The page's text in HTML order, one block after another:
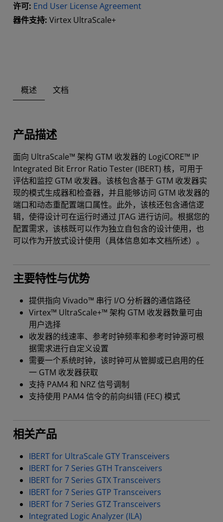
许可: End User License Agreement
器件支持: Virtex UltraScale+
概述 文档
产品描述
面向 UltraScale™ 架构 GTM 收发器的 LogiCORE™ IP
Integrated Bit Error Ratio Tester (IBERT) 核，可用于
评估和监控 GTM 收发器。该核包含基于 GTM 收发器实
现的模式生成器和检查器，并且能够访问 GTM 收发器的
端口和动态重配置端口属性。此外，该核还包含通信逻
辑，使得设计可在运行时通过 JTAG 进行访问。根据您的
配置需求，该核既可以作为独立自包含的设计使用，也
可以作为开放式设计使用（具体信息如本文档所述）。
主要特性与优势
提供指向 Vivado™ 串行 I/O 分析器的通信路径
Virtex™ UltraScale+™ 架构 GTM 收发器数量可由
用户选择
收发器的线速率、参考时钟频率和参考时钟源可根
据需求进行自定义设置
需要一个系统时钟，该时钟可从管脚或已启用的任
一 GTM 收发器获取
支持 PAM4 和 NRZ 信号调制
支持使用 PAM4 信令的前向纠错 (FEC) 模式
相关产品
IBERT for UltraScale GTY Transceivers
IBERT for 7 Series GTH Transceivers
IBERT for 7 Series GTX Transceivers
IBERT for 7 Series GTP Transceivers
IBERT for 7 Series GTZ Transceivers
Integrated Logic Analyzer (ILA)